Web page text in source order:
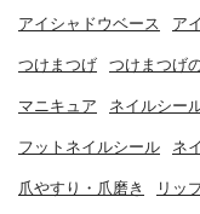
アイシャドウベース ア
つけまつげ つけまつげ
マニキュア ネイルシー
フットネイルシール ネ
爪やすり・爪磨き リッ